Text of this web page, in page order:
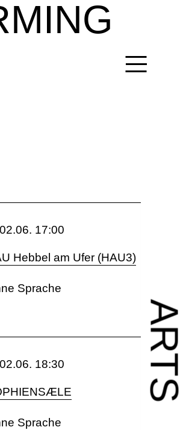
ARTS
17:00
Hebbel am Ufer (HAU3)
Sprache
18:30
Sprache